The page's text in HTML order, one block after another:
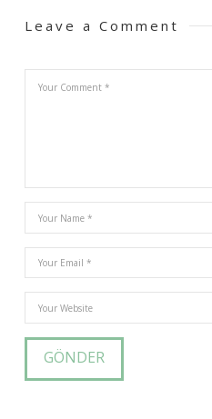
Leave a Comment